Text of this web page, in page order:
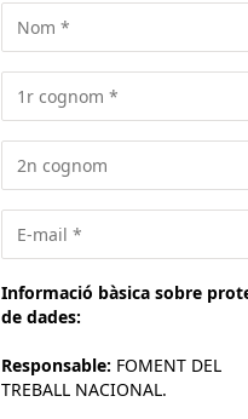
Informació bàsica sobre
de dades:
Responsable: FOMENT DEL
TREBALL NACIONAL.